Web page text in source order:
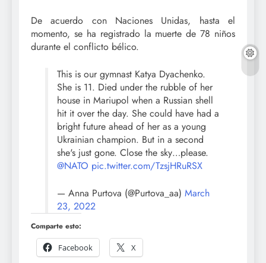
De acuerdo con Naciones Unidas, hasta el
momento, se ha registrado la muerte de 78 niños
durante el conflicto bélico.
This is our gymnast Katya Dyachenko.
She is 11. Died under the rubble of her
house in Mariupol when a Russian shell
hit it over the day. She could have had a
bright future ahead of her as a young
Ukrainian champion. But in a second
she's just gone. Close the sky…please.
@NATO pic.twitter.com/TzsjHRuRSX
— Anna Purtova (@Purtova_aa) March
23, 2022
Comparte esto:
Facebook
X